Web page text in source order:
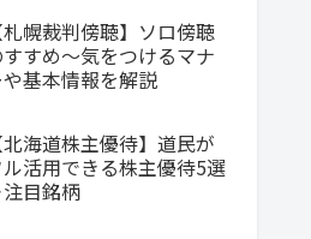
札幌裁判傍聴】ソロ傍聴
すめ～気をつけるマナ
基本情報を解説
北海道株主優待】道民が
ル活用できる株主優待5選
注目銘柄